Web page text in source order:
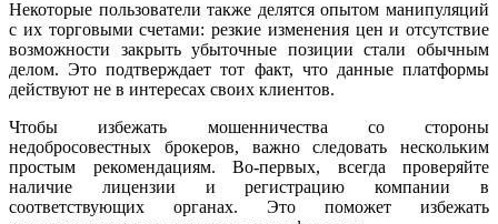
Некоторые пользователи также делятся опытом манипуляций
с их торговыми счетами: резкие изменения цен и отсутствие
возможности закрыть убыточные позиции стали обычным
делом. Это подтверждает тот факт, что данные платформы
действуют не в интересах своих клиентов.
Чтобы избежать мошенничества со стороны
недобросовестных брокеров, важно следовать нескольким
простым рекомендациям. Во-первых, всегда проверяйте
наличие лицензии и регистрацию компании в
соответствующих органах. Это поможет избежать